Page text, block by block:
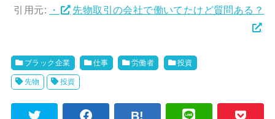
引用元:
・ 先物取引の会社で働いてたけど質問ある？
ブラック企業 仕事 労働者 投資
先物 投資